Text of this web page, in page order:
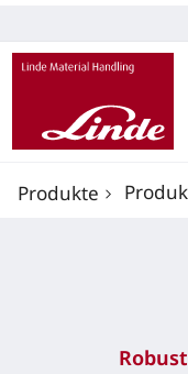
Produkte